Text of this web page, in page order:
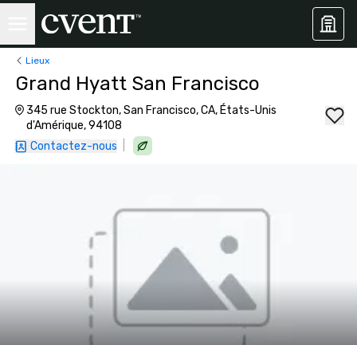
Lieux
Grand Hyatt San Francisco
345 rue Stockton, San Francisco, CA, États-Unis
d'Amérique, 94108
Contactez-nous